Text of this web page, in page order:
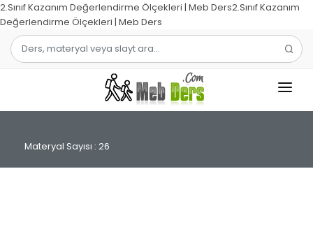
2.Sınıf Kazanım Değerlendirme Ölçekleri | Meb Ders2.Sınıf Kazanım
Değerlendirme Ölçekleri | Meb Ders
1.SINIF
2.SINIF
Materyal Sayısı : 26